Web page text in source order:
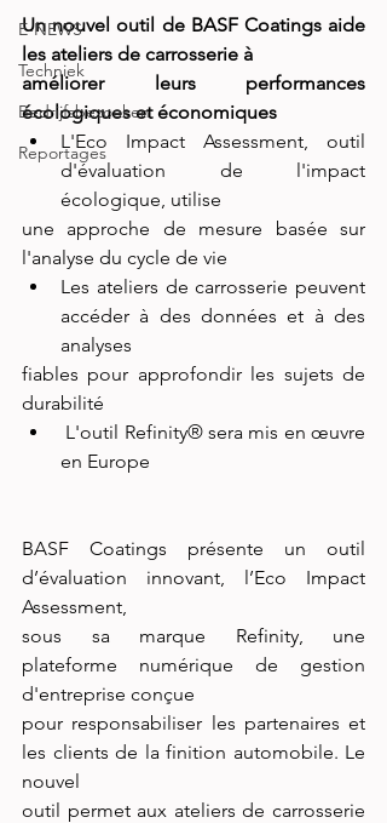
E-NEWS
Techniek
Bedrijfsbezoeken
Reportages
Un nouvel outil de BASF Coatings aide
les ateliers de carrosserie à
améliorer leurs performances
écologiques et économiques
L'Eco Impact Assessment, outil
d'évaluation de l'impact
écologique, utilise
une approche de mesure basée sur
l'analyse du cycle de vie
Les ateliers de carrosserie peuvent
accéder à des données et à des
analyses
fiables pour approfondir les sujets de
durabilité
en Europe
BASF Coatings présente un outil
d’évaluation innovant, l’Eco Impact
Assessment,
sous sa marque Refinity, une
plateforme numérique de gestion
d'entreprise conçue
pour responsabiliser les partenaires et
les clients de la finition automobile. Le
nouvel
outil permet aux ateliers de carrosserie